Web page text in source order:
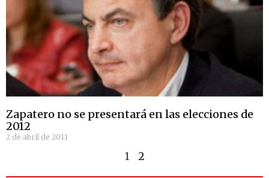
Zapatero no se presentará en las elecciones de
2012
2 de abril de 2011
1 2